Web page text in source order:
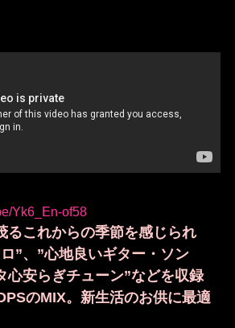
Yk6_En-of58
るこれからの季節を感じられ
”、”心地良いギター・ソン
心安らぎチューン”などを収録
のMIX。新生活のお供に最適